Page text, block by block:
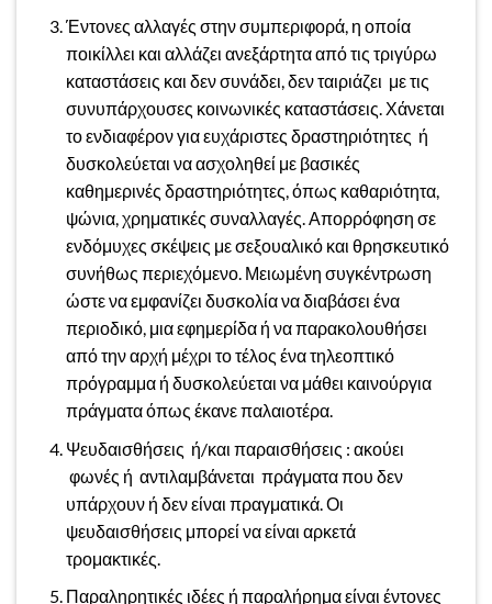
Έντονες αλλαγές στην συμπεριφορά, η οποία
ποικίλλει και αλλάζει ανεξάρτητα από τις τριγύρω
καταστάσεις και δεν συνάδει, δεν ταιριάζει με τις
συνυπάρχουσες κοινωνικές καταστάσεις. Χάνεται
το ενδιαφέρον για ευχάριστες δραστηριότητες ή
δυσκολεύεται να ασχοληθεί με βασικές
καθημερινές δραστηριότητες, όπως καθαριότητα,
ψώνια, χρηματικές συναλλαγές. Απορρόφηση σε
ενδόμυχες σκέψεις με σεξουαλικό και θρησκευτικό
συνήθως περιεχόμενο. Μειωμένη συγκέντρωση
ώστε να εμφανίζει δυσκολία να διαβάσει ένα
περιοδικό, μια εφημερίδα ή να παρακολουθήσει
από την αρχή μέχρι το τέλος ένα τηλεοπτικό
πρόγραμμα ή δυσκολεύεται να μάθει καινούργια
πράγματα όπως έκανε παλαιοτέρα.
Ψευδαισθήσεις ή/και παραισθήσεις : ακούει
φωνές ή αντιλαμβάνεται πράγματα που δεν
υπάρχουν ή δεν είναι πραγματικά. Οι
ψευδαισθήσεις μπορεί να είναι αρκετά
τρομακτικές.
Παραληρητικές ιδέες ή παραλήρημα είναι έντονες